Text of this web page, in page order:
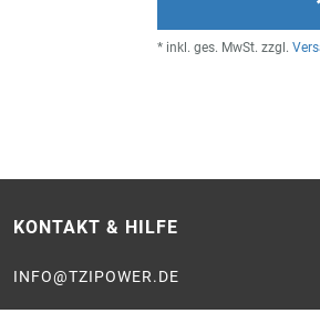
* inkl. ges. MwSt. zzgl.
KONTAKT & HILFE
INFO@TZIPOWER.DE
KONTAKTFORMULAR